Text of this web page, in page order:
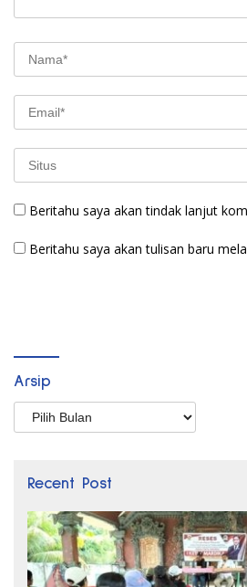
Beritahu saya akan tindak lanjut
Beritahu saya akan tulisan baru
Arsip
Arsip
Recent Post